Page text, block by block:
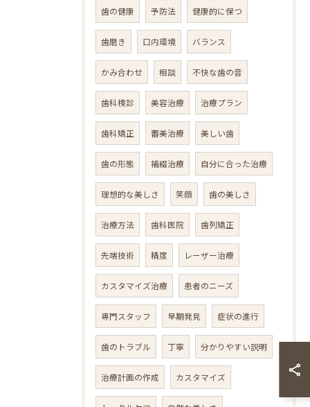
歯の健康 予防法 健康的に保つ
歯磨き 口内環境 バランス
かみ合わせ 相談 不快な歯の音
歯科検診 美容治療 治療プラン
歯科矯正 審美治療 美しい歯
歯の形態 補綴治療 自分に合った治療
理想的な美しさ 笑顔 歯の美しさ
治療方法 歯科医院 歯列矯正
先端技術 精度 レーザー治療
カスタマイズ治療 患者のニーズ
専門スタッフ 早期発見 症状の進行
歯のトラブル 丁寧 分かりやすい説明
治療計画の作成 カスタマイズ